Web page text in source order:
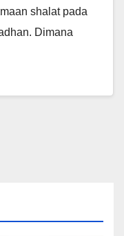
shalat pada
Dimana